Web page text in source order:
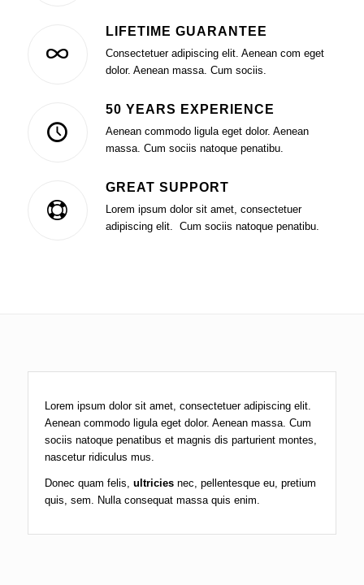
LIFETIME GUARANTEE
Consectetuer adipiscing elit. Aenean com eget
dolor. Aenean massa. Cum sociis.
50 YEARS EXPERIENCE
Aenean commodo ligula eget dolor. Aenean
massa. Cum sociis natoque penatibu.
GREAT SUPPORT
Lorem ipsum dolor sit amet, consectetuer
adipiscing elit. Cum sociis natoque penatibu.
Lorem ipsum dolor sit amet, consectetuer adipiscing elit.
Aenean commodo ligula eget dolor. Aenean massa. Cum
sociis natoque penatibus et magnis dis parturient montes,
nascetur ridiculus mus.
Donec quam felis, ultriciesnec, pellentesque eu, pretium
quis, sem. Nulla consequat massa quis enim.